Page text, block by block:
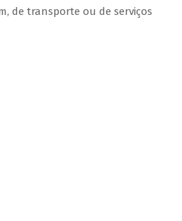
de transporte ou de serviços